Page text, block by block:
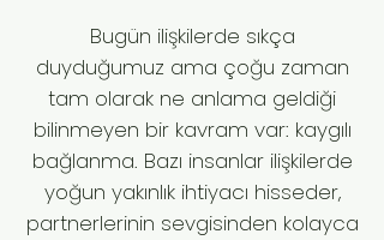
Bugün ilişkilerde sıkça
duyduğumuz ama çoğu zaman
tam olarak ne anlama geldiği
bilinmeyen bir kavram var: kaygılı
bağlanma. Bazı insanlar ilişkilerde
yoğun yakınlık ihtiyacı hisseder,
partnerlerinin sevgisinden kolayca